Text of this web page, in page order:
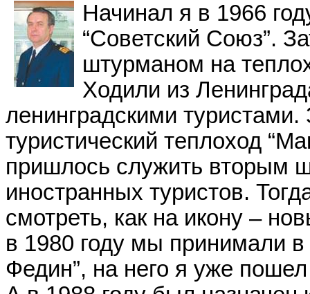
Начинал я в 1966
“Советский Союз”.
штурманом на
Ходили из
ленинградскими
туристический теплоход
пришлось служить вторым
иностранных туристов.
смотреть, как на икону –
в 1980 году мы принимали в
Федин”, на него я уже